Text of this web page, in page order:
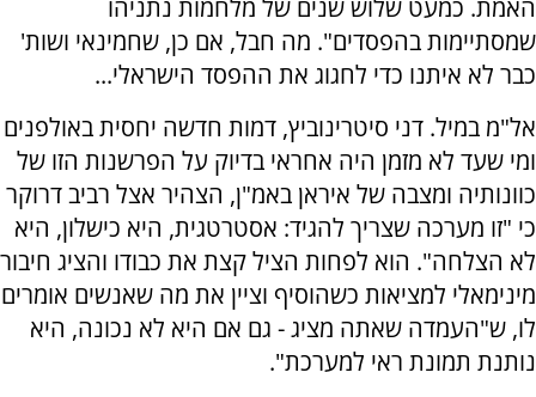
האמת. כמעט שלוש שנים של מלחמות נתניהו
שמסתיימות בהפסדים". מה חבל, אם כן, שחמינאי ושות'
כבר לא איתנו כדי לחגוג את ההפסד הישראלי...
אל"מ במיל. דני סיטרינוביץ, דמות חדשה יחסית באולפנים
ומי שעד לא מזמן היה אחראי בדיוק על הפרשנות הזו של
כוונותיה ומצבה של איראן באמ"ן, הצהיר אצל רביב דרוקר
כי "זו מערכה שצריך להגיד: אסטרטגית, היא כישלון, היא
לא הצלחה". הוא לפחות הציל קצת את כבודו והציג חיבור
מינימאלי למציאות כשהוסיף וציין את מה שאנשים אומרים
לו, ש"העמדה שאתה מציג - גם אם היא לא נכונה, היא
נותנת תמונת ראי למערכת".